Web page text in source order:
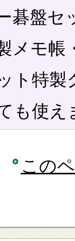
碁盤セ
メモ帳
ト特製
も使え
この